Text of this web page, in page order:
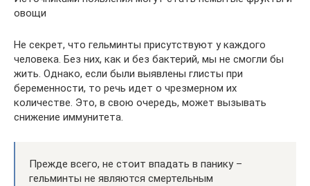
овощи
Не секрет, что гельминты присутствуют у каждого
человека. Без них, как и без бактерий, мы не смогли бы
жить. Однако, если были выявлены глисты при
беременности, то речь идет о чрезмерном их
количестве. Это, в свою очередь, может вызывать
снижение иммунитета.
Прежде всего, не стоит впадать в панику –
гельминты не являются смертельным